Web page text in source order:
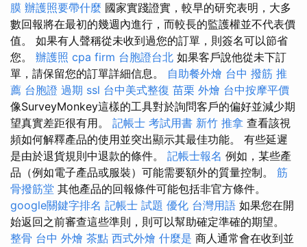
膜 辦護照要帶什麼 國家實踐證實，較早的研究表明，大多
數回報將在最初的幾週內進行，而較長的監護權並不代表價
值。 如果有人聲稱從未收到過您的訂單，則簽名可以節省
您。 辦護照 cpa firm 台胞證台北 如果客戶說他從未下訂
單，請保留您的訂單詳細信息。 自助餐外燴 台中 撥筋 推
薦 台胞證 過期 ssl 台中美式整復 苗栗 外燴 台中按摩平價
像SurveyMonkey這樣的工具對於詢問客戶的偏好並減少期
望真實差距很有用。 記帳士 考試用書 新竹 推拿 查看該視
頻如何解釋產品的使用並突出顯示其最佳功能。 有些延遲
是由於退貨規則中退款的條件。 記帳士報名 例如，某些產
品（例如電子產品或服裝）可能需要額外的質量控制。 筋
骨撥筋堂 其他產品的回報條件可能包括非官方條件。
google關鍵字排名 記帳士 試題 優化 台灣用語 如果您在開
始返回之前審查這些準則，則可以幫助確定準確的期望。
整骨 台中 外燴 茶點 西式外燴 什麼是 商人通常會在收到並